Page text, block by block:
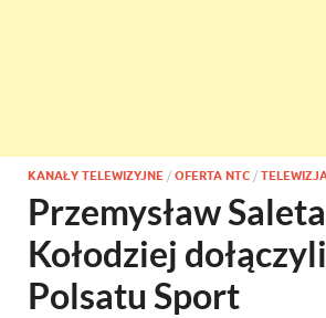
KANAŁY TELEWIZYJNE / OFERTA NTC /
Przemysław
Kołodziej
Polsatu Sport